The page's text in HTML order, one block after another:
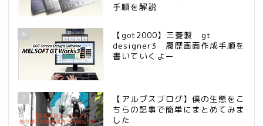
手順を解説
6
【got2000】三菱製 gt
designer3 履歴画面作成手順を
書いていくよー
7
【アルプスブログ】僕の生態をこ
ちらの記事で簡単にまとめてみま
した